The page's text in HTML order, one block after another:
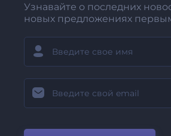
Узнавайте о последних
новых предложениях